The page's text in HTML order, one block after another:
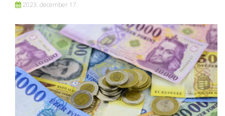
2023. december 17.